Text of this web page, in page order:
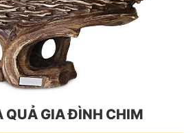
GIA ĐÌNH CHIM